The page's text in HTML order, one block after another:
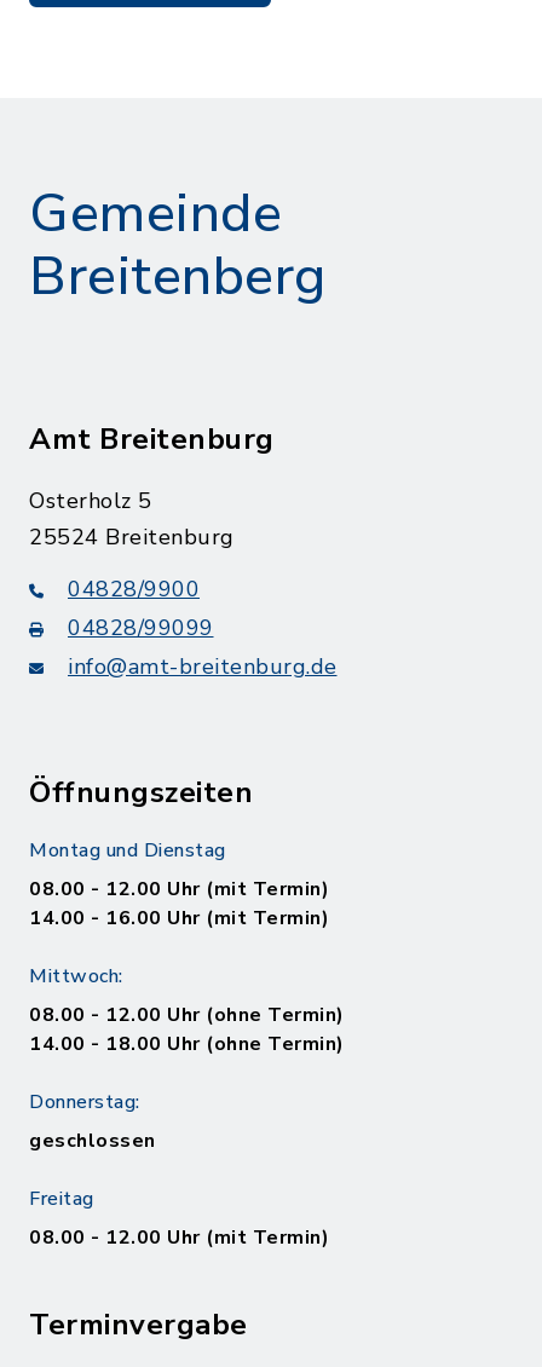
Gemeinde
Breitenberg
Amt Breitenburg
Osterholz 5
25524 Breitenburg
04828/9900
04828/99099
info@amt-breitenburg.de
Öffnungszeiten
Montag und Dienstag
08.00 - 12.00 Uhr (mit Termin)
14.00 - 16.00 Uhr (mit Termin)
Mittwoch:
08.00 - 12.00 Uhr (ohne Termin)
14.00 - 18.00 Uhr (ohne Termin)
Donnerstag:
geschlossen
Freitag
08.00 - 12.00 Uhr (mit Termin)
Terminvergabe